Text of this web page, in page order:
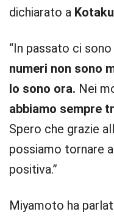
dichiarato a Kotaku
“In passato ci
numeri non sono
lo sono ora. Nei
abbiamo sempre
Spero che grazie
possiamo tornare a
positiva.”
Miyamoto ha